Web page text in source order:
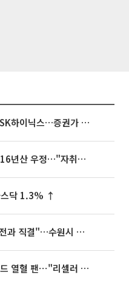
'불안과 기대 사이' 널뛰는 SK하이닉스…증권가 "HBM4·LTA 기반 펀터멘털 견고"
'나혼산' 류혜영, 고경표와 16년산 우정…"자취방서 부모님과 마주쳐"
스닥 1.3% ↑
이재준 시장 "정전, 시민안전과 직결"…수원시 비상대응체계 가동
'차쥐뿔' 이준영, 포켓몬 카드 열혈 팬⋯"리셀러 처단할 것"